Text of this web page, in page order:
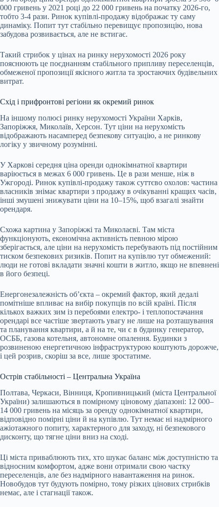
000 гривень у 2021 році до 22 000 гривень на початку 2026-го,
тобто 3-4 рази. Ринок купівлі-продажу відображає ту саму
динаміку. Попит тут стабільно перевищує пропозицію, нова
забудова розвивається, але не встигає.
Такий стрибок у цінах на ринку нерухомості 2026 року
пояснюють це поєднанням стабільного припливу переселенців,
обмеженої пропозиції якісного житла та зростаючих будівельних
витрат.
Схід і прифронтові регіони як окремий ринок
На іншому полюсі ринку нерухомості України Харків,
Запоріжжя, Миколаїв, Херсон. Тут ціни на нерухомість
відображають насамперед безпекову ситуацію, а не ринкову
логіку у звичному розумінні.
У Харкові середня ціна оренди однокімнатної квартири
варіюється в межах 6 000 гривень. Це в рази менше, ніж в
Ужгороді. Ринок купівлі-продажу також суттєво охолов: частина
власників знімає квартири з продажу в очікуванні кращих часів,
інші змушені знижувати ціни на 10–15%, щоб взагалі знайти
орендаря.
Схожа картина у Запоріжжі та Миколаєві. Там міста
функціонують, економічна активність певною мірою
зберігається, але ціни на нерухомість перебувають під постійним
тиском безпекових ризиків. Попит на купівлю тут обмежений:
люди не готові вкладати значні кошти в житло, якщо не впевнені
в його безпеці.
Енергонезалежність об’єкта – окремий фактор, який дедалі
помітніше впливає на вибір покупців по всій країні. Після
кількох важких зим із перебоями електро- і теплопостачання
орендарі все частіше звертають увагу не лише на розташування
та планування квартири, а й на те, чи є в будинку генератор,
ОСББ, газова котельня, автономне опалення. Будинки з
розвиненою енергетичною інфраструктурою коштують дорожче,
і цей розрив, скоріш за все, лише зростатиме.
Острів стабільності – Центральна Україна
Полтава, Черкаси, Вінниця, Кропивницький (міста Центральної
України) залишаються в помірному ціновому діапазоні: 12 000–
14 000 гривень на місяць за оренду однокімнатної квартири,
відповідно помірні ціни й на купівлю. Тут немає ні надмірного
ажіотажного попиту, характерного для заходу, ні безпекового
дисконту, що тягне ціни вниз на сході.
Ці міста приваблюють тих, хто шукає баланс між доступністю та
відносним комфортом, адже вони отримали свою частку
переселенців, але без надмірного навантаження на ринок.
Новобудов тут будують помірно, тому різких цінових стрибків
немає, але і стагнації також.